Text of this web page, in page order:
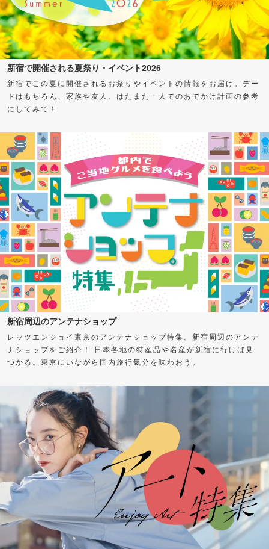
新宿で開催される夏祭り・イベント2026
新宿でこの夏に開催されるお祭りやイベントの情報をお届け。デー
トはもちろん、家族や友人、はたまた一人でのおでかけ計画の参考
にしてみて！
新宿周辺のアンテナショップ
レッツエンジョイ東京のアンテナショップ特集。新宿周辺のアンテ
ナショップをご紹介！ 日本各地の特産品や名産が新宿に行けば見
つかる。東京にいながら国内旅行気分を味わおう。